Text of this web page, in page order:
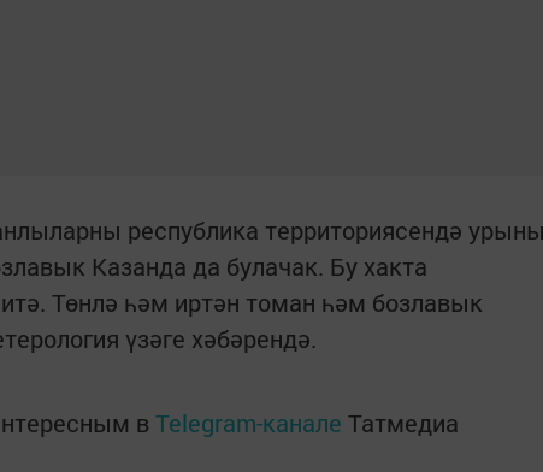
республика территориясендә
Казанда да булачак. Бу хакта
Төнлә һәм иртән томан һәм бозлавык
үзәге хәбәрендә.
в Telegram-канале Татмедиа